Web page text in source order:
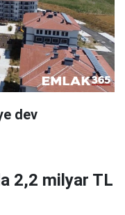
dev
2,2 milyar TL